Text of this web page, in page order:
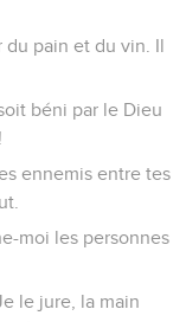
du pain et du vin. Il
béni par le Dieu
ennemis entre tes
moi les personnes
le jure, la main